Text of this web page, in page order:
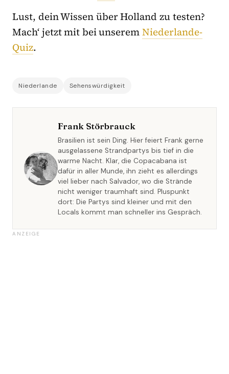
Lust, dein Wissen über Holland zu testen?
Mach‘ jetzt mit bei unseremNiederlande-
Quiz.
Niederlande Sehenswürdigkeit
Frank Störbrauck
Brasilien ist sein Ding. Hier feiert Frank gerne
ausgelassene Strandpartys bis tief in die
warme Nacht. Klar, die Copacabana ist
dafür in aller Munde, ihn zieht es allerdings
viel lieber nach Salvador, wo die Strände
nicht weniger traumhaft sind. Pluspunkt
dort: Die Partys sind kleiner und mit den
Locals kommt man schneller ins Gespräch.
ANZEIGE